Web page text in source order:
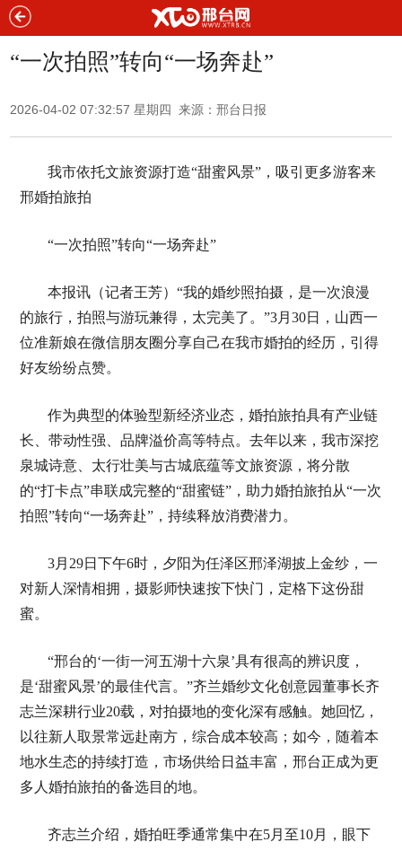
“一次拍照”转向“一场奔赴”
2026-04-02 07:32:57 星期四 来源：邢台日报
我市依托文旅资源打造“甜蜜风景”，吸引更多游客来
邢婚拍旅拍
“一次拍照”转向“一场奔赴”
本报讯（记者王芳）“我的婚纱照拍摄，是一次浪漫
的旅行，拍照与游玩兼得，太完美了。”3月30日，山西一
位准新娘在微信朋友圈分享自己在我市婚拍的经历，引得
好友纷纷点赞。
作为典型的体验型新经济业态，婚拍旅拍具有产业链
长、带动性强、品牌溢价高等特点。去年以来，我市深挖
泉城诗意、太行壮美与古城底蕴等文旅资源，将分散
的“打卡点”串联成完整的“甜蜜链”，助力婚拍旅拍从“一次
拍照”转向“一场奔赴”，持续释放消费潜力。
3月29日下午6时，夕阳为任泽区邢泽湖披上金纱，一
对新人深情相拥，摄影师快速按下快门，定格下这份甜
蜜。
“邢台的‘一街一河五湖十六泉’具有很高的辨识度，
是‘甜蜜风景’的最佳代言。”齐兰婚纱文化创意园董事长齐
志兰深耕行业20载，对拍摄地的变化深有感触。她回忆，
以往新人取景常远赴南方，综合成本较高；如今，随着本
地水生态的持续打造，市场供给日益丰富，邢台正成为更
多人婚拍旅拍的备选目的地。
齐志兰介绍，婚拍旺季通常集中在5月至10月，眼下